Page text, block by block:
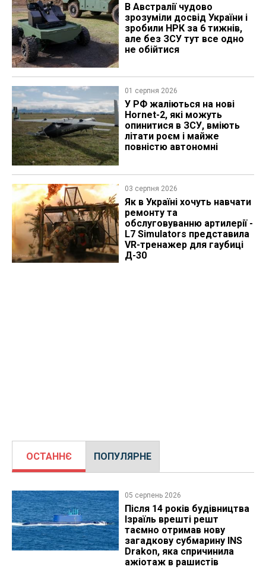
В Австралії чудово
зрозуміли досвід України і
зробили НРК за 6 тижнів,
але без ЗСУ тут все одно
не обійтися
01 серпня 2026
У РФ жаліються на нові
Hornet-2, які можуть
опинитися в ЗСУ, вміють
літати роєм і майже
повністю автономні
03 серпня 2026
Як в Україні хочуть навчати
ремонту та
обслуговуванню артилерії -
L7 Simulators представила
VR-тренажер для гаубиці
Д-30
ОСТАННЄ ПОПУЛЯРНЕ
05 серпень 2026
Після 14 років будівництва
Ізраїль врешті решт
таємно отримав нову
загадкову субмарину INS
Drakon, яка спричинила
ажіотаж в рашистів